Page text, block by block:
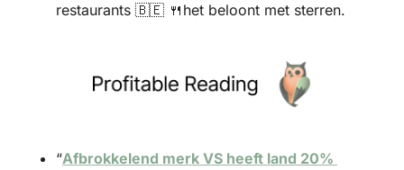
restaurants 🇧🇪 🍴 het beloont met sterren.
“Afbrokkelend merk VS heeft land 20%